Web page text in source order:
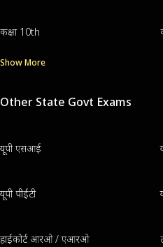
कक्षा 10th
Show More
Other State Govt Exams
यूपी एसआई
यूपी पीईटी
हाईकोर्ट आरओ / एआरओ